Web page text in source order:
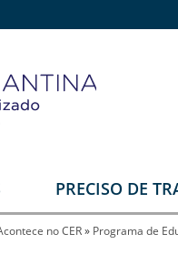
Física
Estomia
PRECISO DE
no CER» Programa de